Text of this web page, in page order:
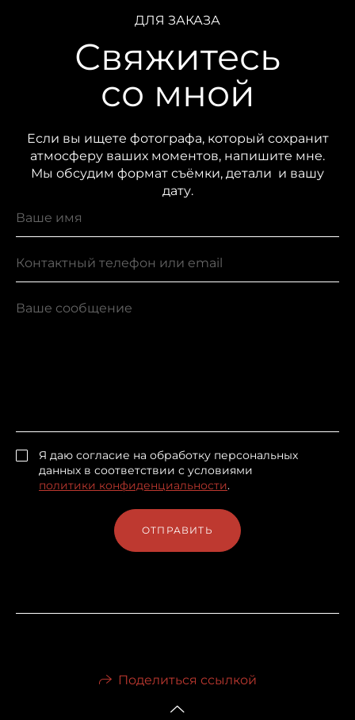
ДЛЯ ЗАКАЗА
Свяжитесь
со мной
Если вы ищете фотографа, который сохранит
атмосферу ваших моментов, напишите мне.
Мы обсудим формат съёмки, детали и вашу
дату.
Я даю согласие на обработку персональных
данных в соответствии с условиями
политики конфиденциальности.
ОТПРАВИТЬ
Поделиться ссылкой